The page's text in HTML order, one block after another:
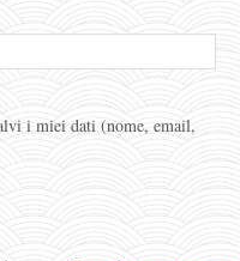
i miei dati (nome, email,